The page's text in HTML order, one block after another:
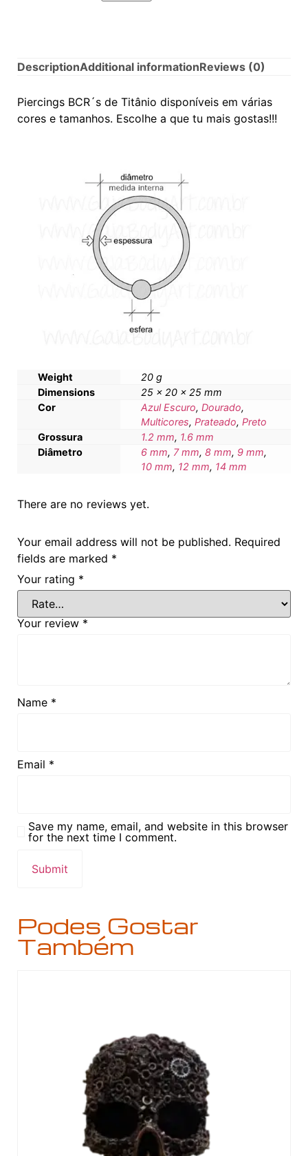
DescriptionAdditional informationReviews (0)
Piercings BCR´s de Titânio disponíveis em várias
cores e tamanhos. Escolhe a que tu mais gostas!!!
Weight
20 g
Dimensions
25 × 20 × 25 mm
Cor
Azul Escuro, Dourado,
Multicores, Prateado, Preto
Grossura
1.2 mm, 1.6 mm
Diâmetro
6 mm, 7 mm, 8 mm, 9 mm,
10 mm, 12 mm, 14 mm
There are no reviews yet.
Your email address will not be published. Required
fields are marked *
Your rating *
Your review *
Name *
Email *
Save my name, email, and website in this browser
for the next time I comment.
Podes Gostar
Também